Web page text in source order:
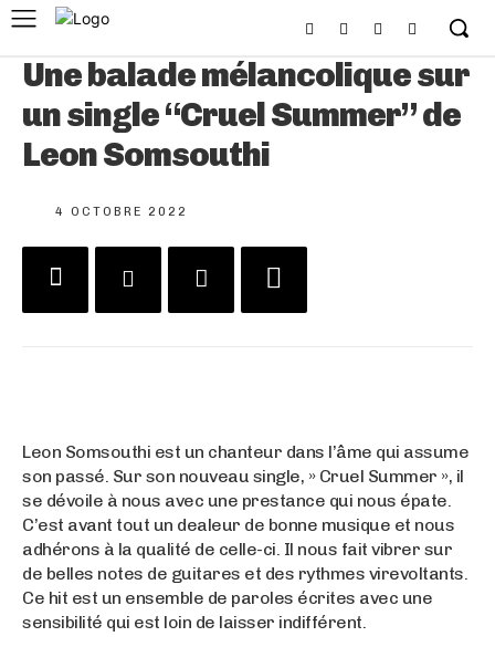
Une balade mélancolique sur
un single “Cruel Summer” de
Leon Somsouthi
4 OCTOBRE 2022
Leon Somsouthi est un chanteur dans l’âme qui assume
son passé. Sur son nouveau single, » Cruel Summer », il
se dévoile à nous avec une prestance qui nous épate.
C’est avant tout un dealeur de bonne musique et nous
adhérons à la qualité de celle-ci. Il nous fait vibrer sur
de belles notes de guitares et des rythmes virevoltants.
Ce hit est un ensemble de paroles écrites avec une
sensibilité qui est loin de laisser indifférent.